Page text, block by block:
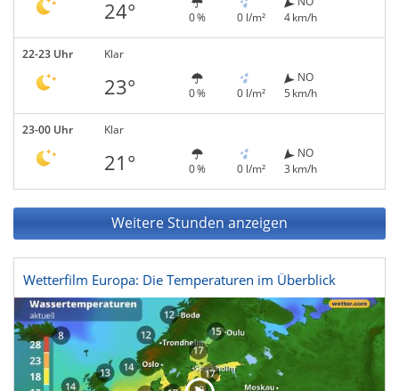
24° 0 % 0 l/m²
4 km/h
22-23 Uhr Klar
23° 0 % 0 l/m²
NO
5 km/h
23-00 Uhr Klar
21° 0 % 0 l/m²
NO
3 km/h
Weitere Stunden anzeigen
Wetterfilm Europa: Die Temperaturen im Überblick